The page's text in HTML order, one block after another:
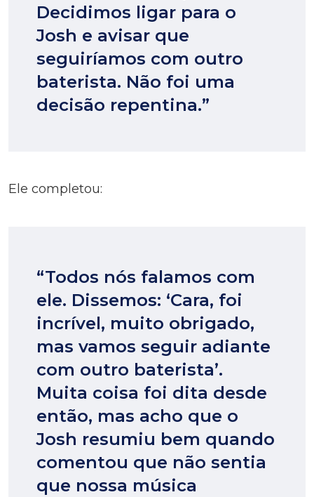
Decidimos ligar para o
Josh e avisar que
seguiríamos com outro
baterista. Não foi uma
decisão repentina.”
Ele completou:
“Todos nós falamos com
ele. Dissemos: ‘Cara, foi
incrível, muito obrigado,
mas vamos seguir adiante
com outro baterista’.
Muita coisa foi dita desde
então, mas acho que o
Josh resumiu bem quando
comentou que não sentia
que nossa música